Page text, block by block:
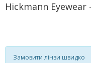
Hickmann
Замовити лінзи швидко